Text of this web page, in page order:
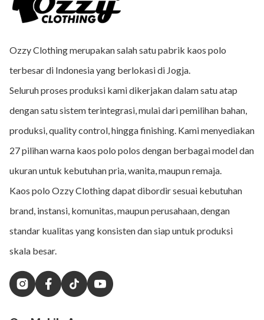
Ozzy Clothing merupakan salah satu pabrik kaos polo
terbesar di Indonesia yang berlokasi di Jogja.
Seluruh proses produksi kami dikerjakan dalam satu atap
dengan satu sistem terintegrasi, mulai dari pemilihan bahan,
produksi, quality control, hingga finishing. Kami menyediakan
27 pilihan warna kaos polo polos dengan berbagai model dan
ukuran untuk kebutuhan pria, wanita, maupun remaja.
Kaos polo Ozzy Clothing dapat dibordir sesuai kebutuhan
brand, instansi, komunitas, maupun perusahaan, dengan
standar kualitas yang konsisten dan siap untuk produksi
skala besar.